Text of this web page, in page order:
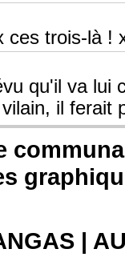
ces trois-là !
qu'il va lui
il ferait
|